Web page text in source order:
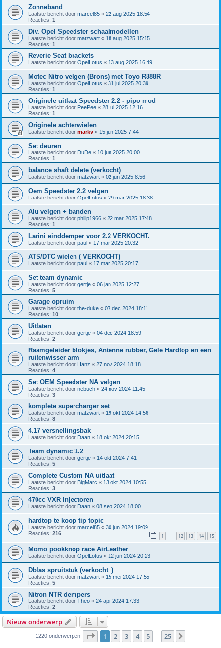
Zonneband
Laatste bericht door marcel85 « 22 aug 2025 18:54
Reacties: 1
Div. Opel Speedster schaalmodellen
Laatste bericht door matzwart « 18 aug 2025 15:15
Reacties: 1
Reverie Seat brackets
Laatste bericht door OpelLotus « 13 aug 2025 16:49
Motec Nitro velgen (Brons) met Toyo R888R
Laatste bericht door OpelLotus « 31 jul 2025 20:39
Reacties: 1
Originele uitlaat Speedster 2.2 - pipo mod
Laatste bericht door PeePee « 28 jul 2025 12:16
Reacties: 1
Originele achterwielen
Laatste bericht door markv « 15 jun 2025 7:44
Set deuren
Laatste bericht door DuDe « 10 jun 2025 20:00
Reacties: 1
balance shaft delete (verkocht)
Laatste bericht door matzwart « 02 jun 2025 8:56
Oem Speedster 2.2 velgen
Laatste bericht door OpelLotus « 29 mar 2025 18:38
Alu velgen + banden
Laatste bericht door philip1966 « 22 mar 2025 17:48
Reacties: 1
Larini einddemper voor 2.2 VERKOCHT.
Laatste bericht door paul « 17 mar 2025 20:32
ATS/DTC wielen ( VERKOCHT)
Laatste bericht door paul « 17 mar 2025 20:17
Set team dynamic
Laatste bericht door gertje « 06 jan 2025 12:27
Reacties: 5
Garage opruim
Laatste bericht door the-duke « 07 dec 2024 18:11
Reacties: 10
Uitlaten
Laatste bericht door gertje « 04 dec 2024 18:59
Reacties: 2
Raamgeleider blokjes, Antenne rubber, Gele Hardtop en een
ruitenwisser arm
Laatste bericht door Hanz « 27 nov 2024 18:18
Reacties: 4
Set OEM Speedster NA velgen
Laatste bericht door nebuch « 24 nov 2024 11:45
Reacties: 3
komplete supercharger set
Laatste bericht door matzwart « 19 okt 2024 14:56
Reacties: 8
4.17 versnellingsbak
Laatste bericht door Daan « 18 okt 2024 20:15
Team dynamic 1.2
Laatste bericht door gertje « 14 okt 2024 7:41
Reacties: 5
Complete Custom NA uitlaat
Laatste bericht door BigMarc « 13 okt 2024 10:55
Reacties: 3
470cc VXR injectoren
Laatste bericht door Daan « 08 sep 2024 18:00
hardtop te koop tip topic
Laatste bericht door marcel85 « 30 jun 2024 19:09
Reacties: 216 1 12 13 14 15
Momo pookknop race AirLeather
Laatste bericht door OpelLotus « 12 jun 2024 20:23
Dblas spruitstuk (verkocht_)
Laatste bericht door matzwart « 15 mei 2024 17:55
Reacties: 5
Nitron NTR dempers
Laatste bericht door Theo « 24 apr 2024 17:33
Reacties: 2
Nieuw onderwerp
1220 onderwerpen Pagina van 25
1 2 3 4 5 25